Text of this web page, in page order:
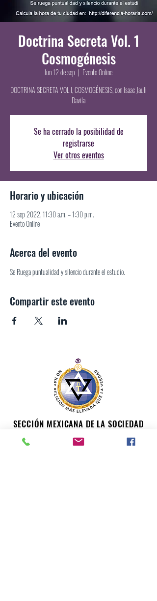
Doctrina Secreta Vol. 1
Cosmogénesis
lun 12 de sep
  |
Evento Online
DOCTRINA SECRETA VOL I, COSMOGÉNESIS, con Isaac Jauli
Davila
Se ha cerrado la posibilidad de
registrarse
Ver otros eventos
Horario y ubicación
12 sep 2022, 11:30 a.m. – 1:30 p.m.
Evento Online
Acerca del evento
Se Ruega puntualidad y silencio durante el estudio.
Compartir este evento
SECCIÓN MEXICANA DE LA SOCIEDAD
TEOSÓFICA